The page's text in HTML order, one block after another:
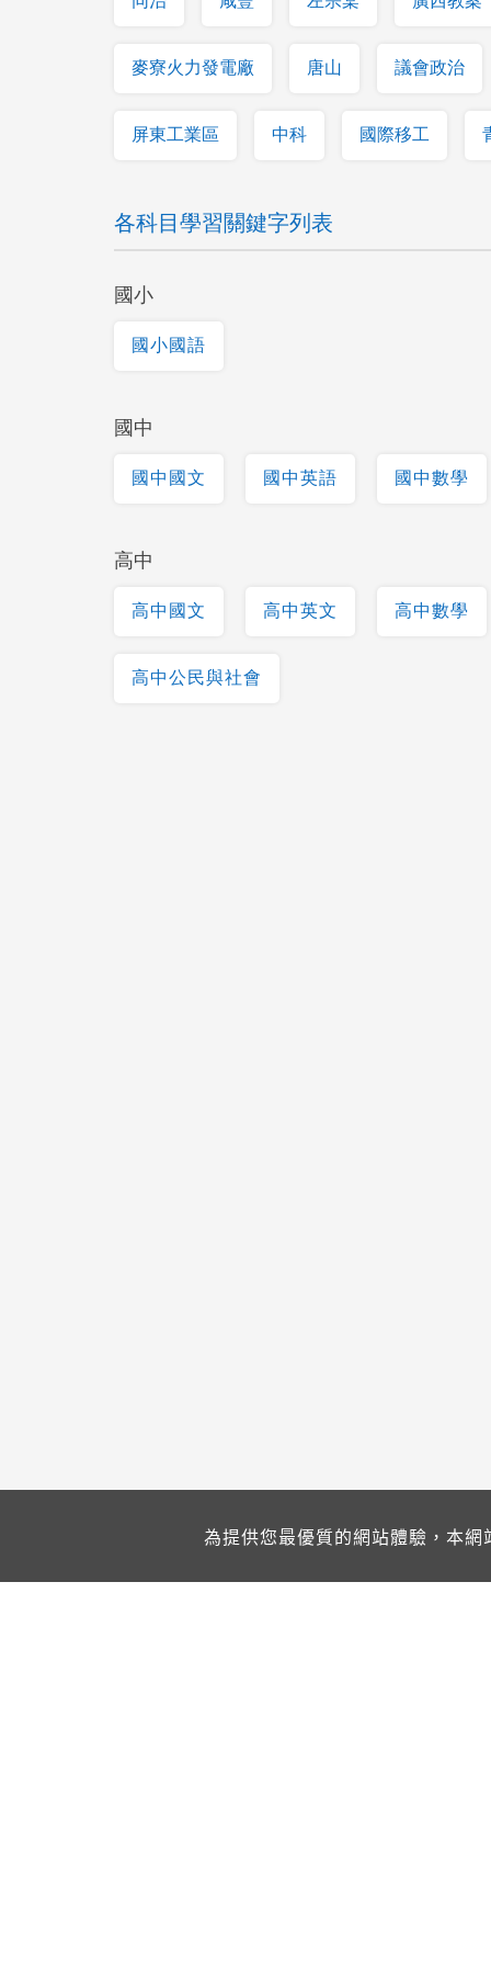
麥寮火力發電廠 唐山 議會政治
屏東工業區 中科 國際移工
各科目學習關鍵字列表
國小
國小國語
國中
國中國文 國中英語 國中數學
高中
高中國文 高中英文 高中數學
高中公民與社會